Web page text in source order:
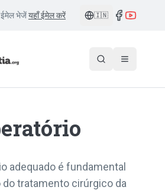
ईमेल भेजेंयहाँ ईमेल करें 🇮🇳
adequado é fundamental
tratamento cirúrgico da